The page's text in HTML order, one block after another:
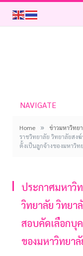
NAVIGATE
Home » ข่าวมหาวิทย
ราชวิทยาลัย วิทยาลัยสง
ตั้งเป็นลูกจ้างของมหาวิท
ประกาศมหาวิ
วิทยาลัย วิทยา
สอบคัดเลือกบุ
ของมหาวิทยา